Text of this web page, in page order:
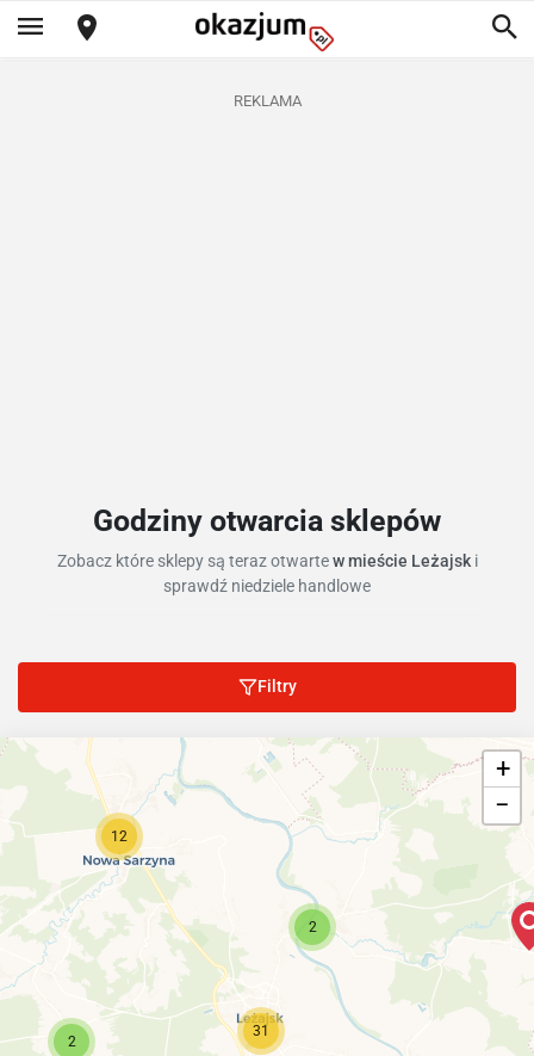
REKLAMA
Godziny otwarcia sklepów
Zobacz które sklepy są teraz otwartew mieście Leżajsk i
sprawdź niedziele handlowe
Filtry
31
2
2
12
+
−